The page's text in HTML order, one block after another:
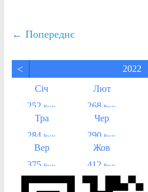
← Попереднє
< 2022
Січ
252 Posts
Лют
268 Posts
Тра
284 Posts
Чер
290 Posts
Вер
375 Posts
Жов
412 Posts